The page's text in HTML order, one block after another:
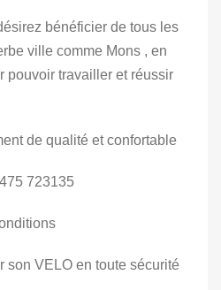
bénéficier de tous les
ville comme Mons , en
pouvoir travailler et réussir
de qualité et confortable
723135
son VELO en toute sécurité